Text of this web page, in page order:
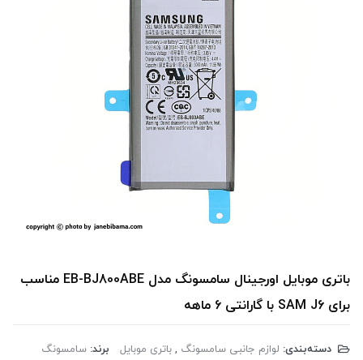
باتری موبایل اورجینال سامسونگ مدل EB-BJ800ABE مناسب
برای SAM J6 با گارانتی 6 ماهه
دسته‌بندی: لوازم جانبی سامسونگ ,باتری موبایل برند: سامسونگ